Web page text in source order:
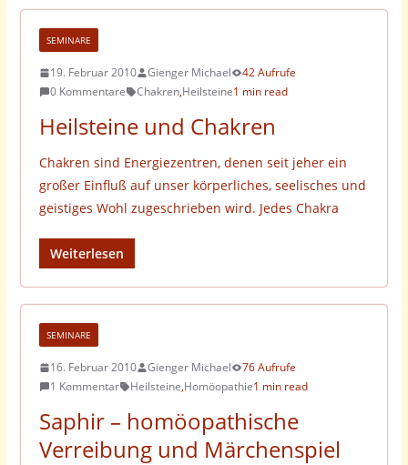
SEMINARE
19. Februar 2010 Gienger Michael
42 Aufrufe
0 Kommentare
Chakren,Heilsteine1 min read
Heilsteine und Chakren
Chakren sind Energiezentren, denen seit jeher ein
großer Einfluß auf unser körperliches, seelisches und
geistiges Wohl zugeschrieben wird. Jedes Chakra
Weiterlesen
SEMINARE
16. Februar 2010 Gienger Michael
76 Aufrufe
1 Kommentar
Heilsteine,Homöopathie1 min read
Saphir – homöopathische
Verreibung und Märchenspiel